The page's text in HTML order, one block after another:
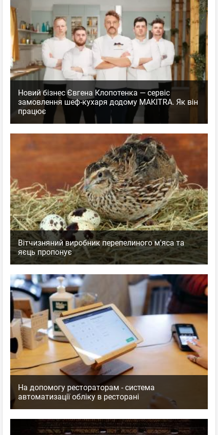
Новий бізнес Євгена Клопотенка — сервіс
замовлення шеф-кухаря додому MAKITRA. Як він
працює
Вітчизняний виробник перепелиного м'яса та
яєць пропонує
На допомогу рестораторам - система
автоматизації обліку в ресторані